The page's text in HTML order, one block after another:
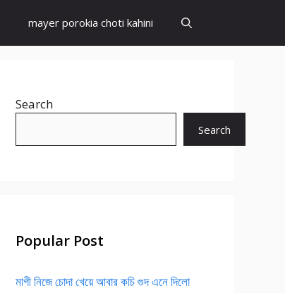
mayer porokia choti kahini
Search
Search
Popular Post
মাগী নিজে চোদা খেয়ে আবার কচি গুদ এনে দিলো